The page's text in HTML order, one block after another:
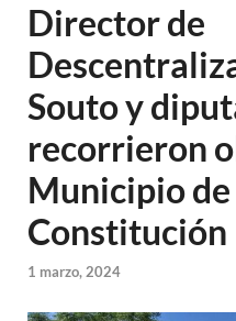
Director de
Souto y
recorrieron
Municipio
Constitución
1 marzo, 2024